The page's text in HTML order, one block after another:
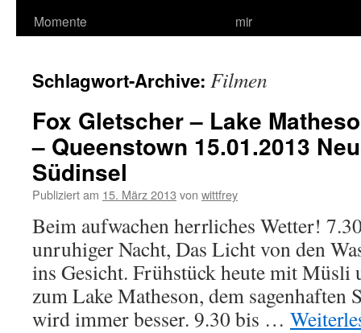
Momente
mir
Schlagwort-Archive: Filmen
Fox Gletscher – Lake
– Queenstown 15.01.2013
Südinsel
Publiziert am 15. März 2013 von wittfrey
Beim aufwachen herrliches Wetter!
unruhiger Nacht, Das Licht von den
ins Gesicht. Frühstück heute mit Müsli
zum Lake Matheson, dem sagenhaften
wird immer besser. 9.30 bis …